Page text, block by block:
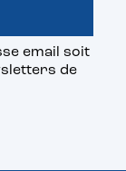
email soit
de